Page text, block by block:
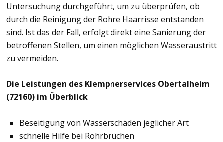
Untersuchung durchgeführt, um zu überprüfen, ob
durch die Reinigung der Rohre Haarrisse entstanden
sind. Ist das der Fall, erfolgt direkt eine Sanierung der
betroffenen Stellen, um einen möglichen Wasseraustritt
zu vermeiden.
Die Leistungen des Klempnerservices Obertalheim
(72160) im Überblick
Beseitigung von Wasserschäden jeglicher Art
schnelle Hilfe bei Rohrbrüchen